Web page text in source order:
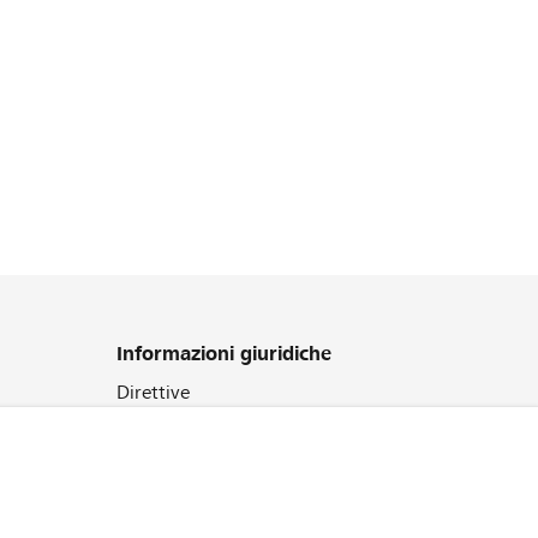
Informazioni giuridiche
Direttive